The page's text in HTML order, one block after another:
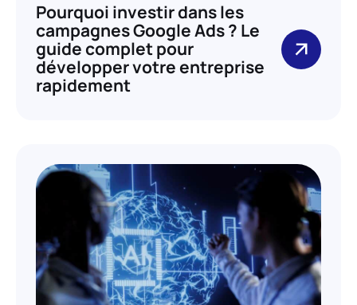
Pourquoi investir dans les
campagnes Google Ads ? Le
guide complet pour
développer votre entreprise
rapidement